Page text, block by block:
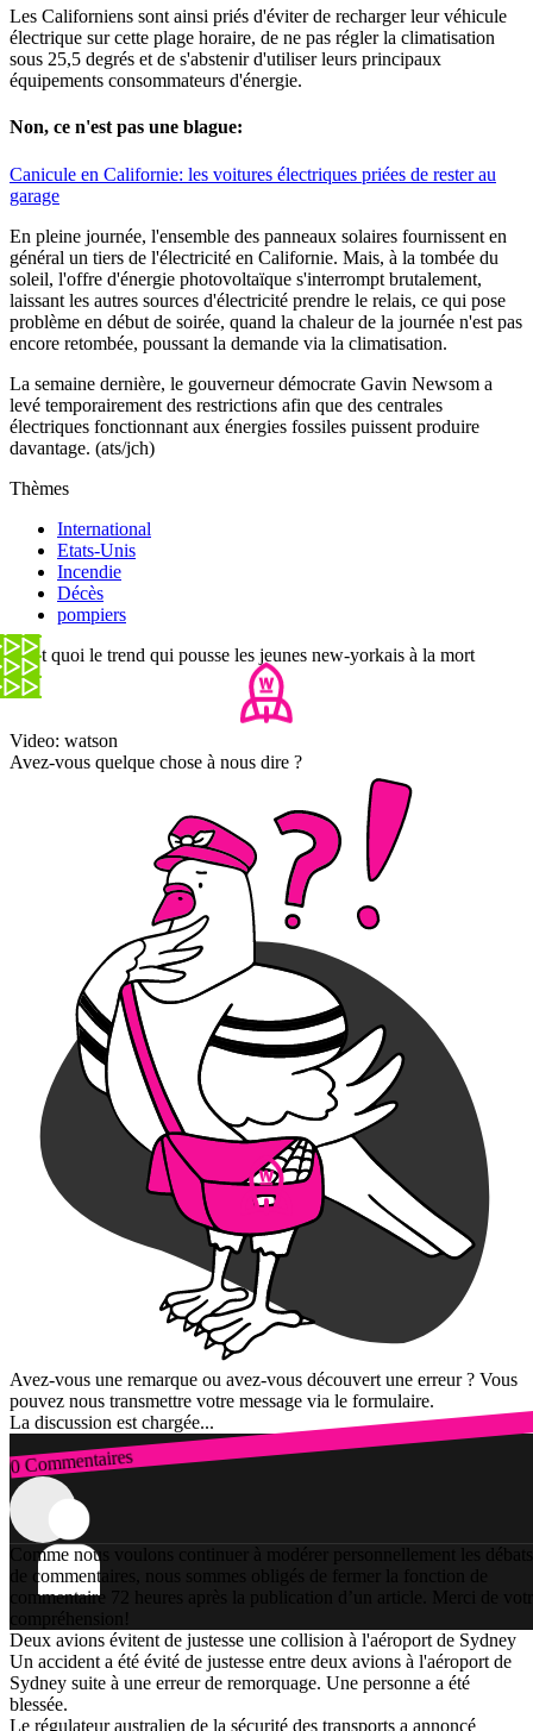
Les Californiens sont ainsi priés d'éviter de recharger leur véhicule
électrique sur cette plage horaire, de ne pas régler la climatisation
sous 25,5 degrés et de s'abstenir d'utiliser leurs principaux
équipements consommateurs d'énergie.
Non, ce n'est pas une blague:
Canicule en Californie: les voitures électriques priées de rester au
garage
En pleine journée, l'ensemble des panneaux solaires fournissent en
général un tiers de l'électricité en Californie. Mais, à la tombée du
soleil, l'offre d'énergie photovoltaïque s'interrompt brutalement,
laissant les autres sources d'électricité prendre le relais, ce qui pose
problème en début de soirée, quand la chaleur de la journée n'est pas
encore retombée, poussant la demande via la climatisation.
La semaine dernière, le gouverneur démocrate Gavin Newsom a
levé temporairement des restrictions afin que des centrales
électriques fonctionnant aux énergies fossiles puissent produire
davantage. (ats/jch)
Thèmes
International
Etats-Unis
Incendie
Décès
pompiers
C'est quoi le trend qui pousse les jeunes new-yorkais à la mort
Video: watson
Avez-vous quelque chose à nous dire ?
Avez-vous une remarque ou avez-vous découvert une erreur ? Vous
pouvez nous transmettre votre message via le formulaire.
La discussion est chargée...
0 Commentaires
Connexion
Comme nous voulons continuer à modérer personnellement les débats
de commentaires, nous sommes obligés de fermer la fonction de
commentaire 72 heures après la publication d’un article. Merci de
compréhension!
Deux avions évitent de justesse une collision à l'aéroport de Sydney
Un accident a été évité de justesse entre deux avions à l'aéroport de
Sydney suite à une erreur de remorquage. Une personne a été
blessée.
Le régulateur australien de la sécurité des transports a annoncé